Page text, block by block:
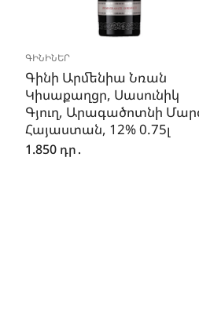
ԳԻՆԻՆԵՐ
Գինի Արմենիա Նռան
Կիսաքաղցր, Սասունիկ
Գյուղ, Արագածոտնի
Հայաստան, 12% 0.75լ
1.850 դր․